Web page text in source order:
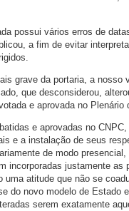
possui vários erros de
a fim de evitar
grave da portaria, a
que desconsiderou,
e aprovada no Plenário
e aprovadas no
e a instalação de seus
de modo
incorporadas justamente
uma atitude que não se
do novo modelo de
serem exatamente